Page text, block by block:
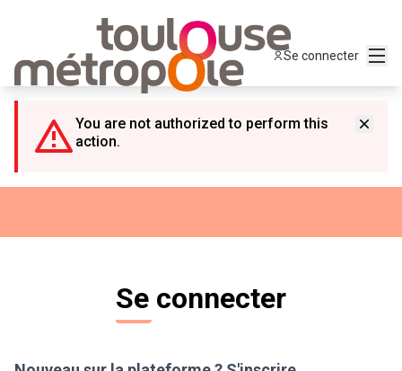
Se connecter
You are not authorized to perform this
action.
Se connecter